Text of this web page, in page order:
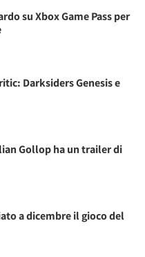
su Xbox Game Pass per
Darksiders Genesis e
Gollop ha un trailer di
a dicembre il gioco del